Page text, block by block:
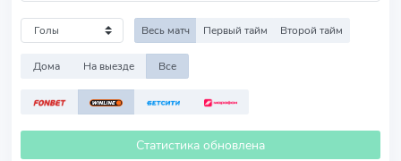
Весь матч Первый тайм Второй тайм
Дома На выезде Все
Статистика обновлена